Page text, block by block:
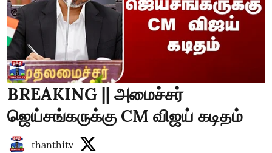
BREAKING || அமைச்சர்
ஜெய்சங்கருக்கு CM விஜய் கடிதம்
thanthitv